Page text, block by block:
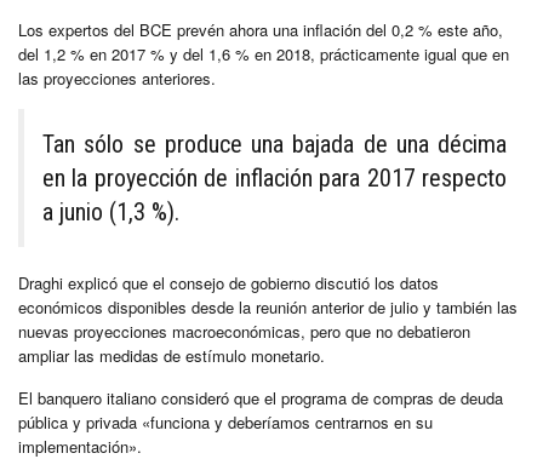
Los expertos del BCE prevén ahora una inflación del 0,2 % este año,
del 1,2 % en 2017 % y del 1,6 % en 2018, prácticamente igual que en
las proyecciones anteriores.
Tan sólo se produce una bajada de una décima
en la proyección de inflación para 2017 respecto
a junio (1,3 %).
Draghi explicó que el consejo de gobierno discutió los datos
económicos disponibles desde la reunión anterior de julio y también las
nuevas proyecciones macroeconómicas, pero que no debatieron
ampliar las medidas de estímulo monetario.
El banquero italiano consideró que el programa de compras de deuda
pública y privada «funciona y deberíamos centrarnos en su
implementación».